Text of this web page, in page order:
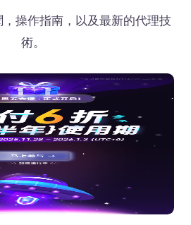
操作指南，以及最新的代理技
術。